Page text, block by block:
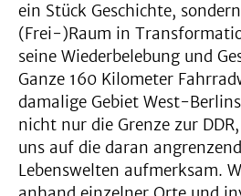
ein Stück Geschichte,
(Frei-)Raum in
seine Wiederbelebung und
Ganze 160 Kilometer
damalige Gebiet West-
nicht nur die Grenze zur
uns auf die daran
Lebenswelten aufmerksam.